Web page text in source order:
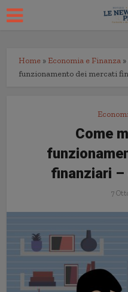
Home » Economia e Finanza »
funzionamento dei mercati
Come
finanziari
7